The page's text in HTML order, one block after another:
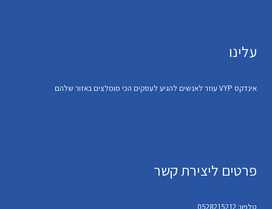
עלינו
אינדקס VYP עוזר לאנשים להגיע לעסקים הכי מומלצים באזור שלהם
פרטים ליצירת קשר
טלפון: 0528215212